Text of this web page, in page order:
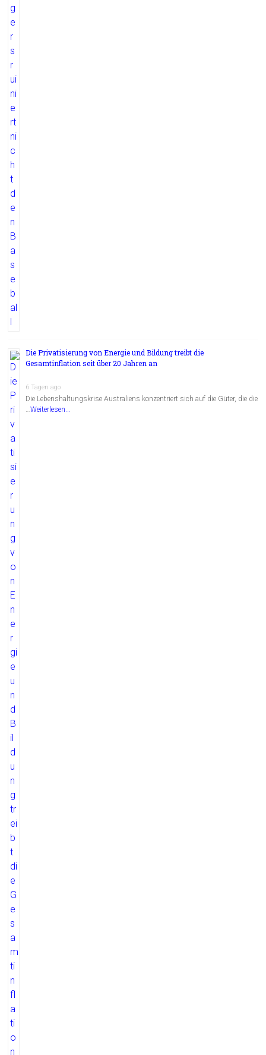
Die Privatisierung von Energie und Bildung treibt die
Gesamtinflation seit über 20 Jahren an
6 Tagen ago
Die Lebenshaltungskrise Australiens konzentriert sich auf die Güter, die die
…Weiterlesen...